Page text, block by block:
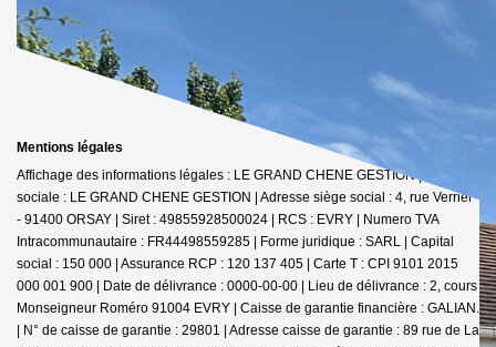
Mentions légales
Affichage des informations légales : LE GRAND CHENE GESTION | Raison
sociale : LE GRAND CHENE GESTION | Adresse siège social : 4, rue Verrier
- 91400 ORSAY | Siret : 49855928500024 | RCS : EVRY | Numero TVA
Intracommunautaire : FR44498559285 | Forme juridique : SARL | Capital
social : 150 000 | Assurance RCP : 120 137 405 | Carte T : CPI 9101 2015
000 001 900 | Date de délivrance : 0000-00-00 | Lieu de délivrance : 2, cours
Monseigneur Roméro 91004 EVRY | Caisse de garantie financière : GALIAN.
| N° de caisse de garantie : 29801 | Adresse caisse de garantie : 89 rue de La